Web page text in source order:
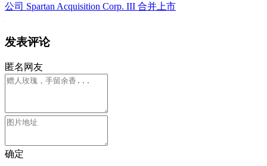
公司 Spartan Acquisition Corp. III 合并上市
发表评论
匿名网友
确定